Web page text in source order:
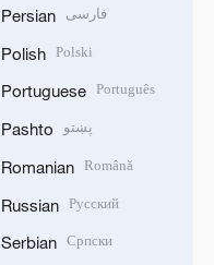
Persian فارسی
Polish Polski
Portuguese Português
Pashto پښتو
Romanian Română
Russian Русский
Serbian Српски